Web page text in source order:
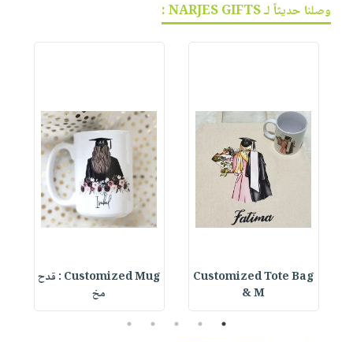
وصلنا حديثاً لـ NARJES GIFTS :
Customized Tote Bag
& M
Customized Mug : قدح
مخ
1
2
3
4
5